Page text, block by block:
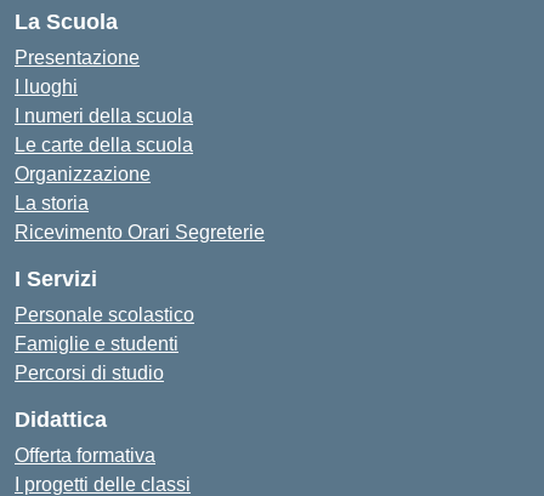
La Scuola
Presentazione
I luoghi
I numeri della scuola
Le carte della scuola
Organizzazione
La storia
Ricevimento Orari Segreterie
I Servizi
Personale scolastico
Famiglie e studenti
Percorsi di studio
Didattica
Offerta formativa
I progetti delle classi